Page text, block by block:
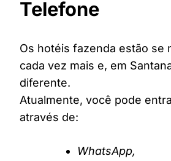
Telefone
Os hotéis fazenda estão se
cada vez mais e, em
diferente.
Atualmente, você pode
através de:
WhatsApp,